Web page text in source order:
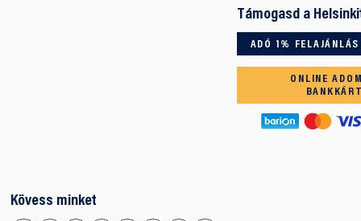
Támogasd a
ADÓ 1% FELAJÁNLÁS
ONLINE
Kövess minket